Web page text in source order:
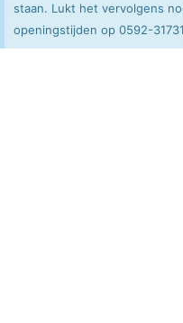
staan. Lukt het vervolgens
openingstijden op 0592-